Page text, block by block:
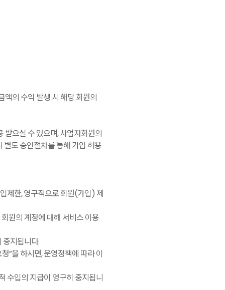
액의 수익 발생 시 해당 회원의
받으실 수 있으며,사업자회원의
별도 승인절차를 통해 가입 허용
제한, 영구적으로 회원(가입) 제
원의 계정에 대해 서비스 이용
중지됩니다.
”을 하시면, 운영정책에 따라 이
수입의 지급이 영구히 중지됩니